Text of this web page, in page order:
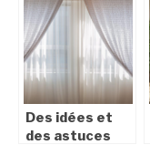
choisir pour
chauffer l’eau ?
Des idées et
des astuces